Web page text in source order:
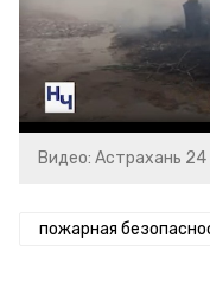
Видео: Астрахань 24
пожарная